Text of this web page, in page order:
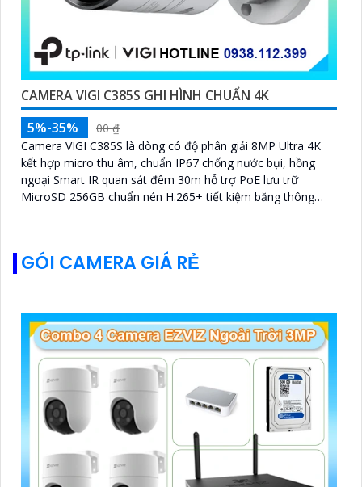
CAMERA VIGI C385S GHI HÌNH CHUẨN 4K
5%-35%
00 ₫
Camera VIGI C385S là dòng có độ phân giải 8MP Ultra 4K
kết hợp micro thu âm, chuẩn IP67 chống nước bụi, hồng
ngoại Smart IR quan sát đêm 30m hỗ trợ PoE lưu trữ
MicroSD 256GB chuẩn nén H.265+ tiết kiệm băng thông
sắc nét bền bỉ
GÓI CAMERA GIÁ RẺ